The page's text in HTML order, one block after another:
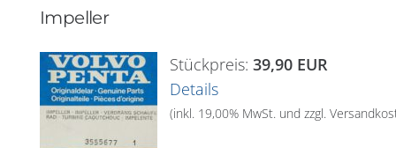
Impeller
Stückpreis: 39,90 EUR
Details
(inkl. 19,00% MwSt. und zzgl.